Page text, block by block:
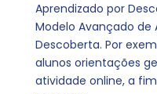
Aprendizado por
Modelo Avançado de
Descoberta. Por
alunos orientações
atividade online, a